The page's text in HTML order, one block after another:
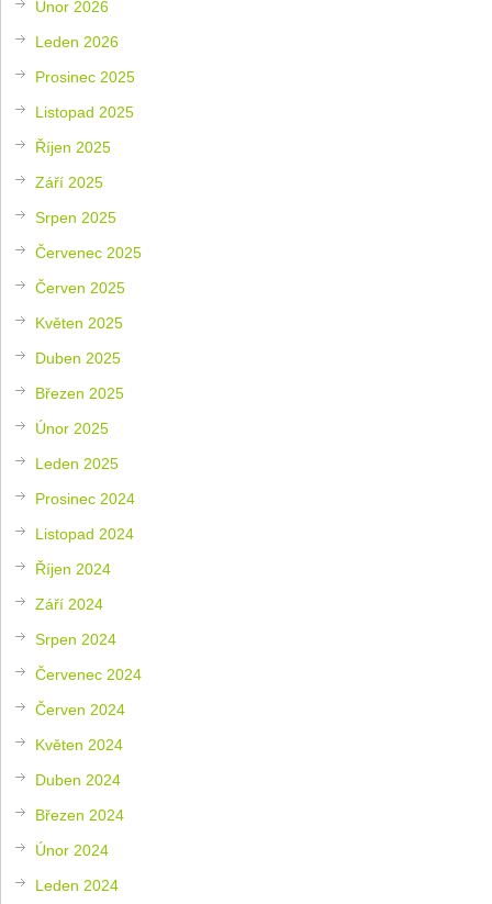
Únor 2026
Leden 2026
Prosinec 2025
Listopad 2025
Říjen 2025
Září 2025
Srpen 2025
Červenec 2025
Červen 2025
Květen 2025
Duben 2025
Březen 2025
Únor 2025
Leden 2025
Prosinec 2024
Listopad 2024
Říjen 2024
Září 2024
Srpen 2024
Červenec 2024
Červen 2024
Květen 2024
Duben 2024
Březen 2024
Únor 2024
Leden 2024